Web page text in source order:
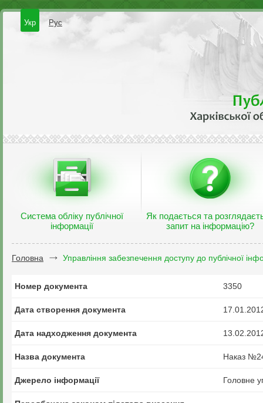
Укр Рус
Система обліку публічної
інформації
Як подається та
запит на інформацію?
Головна Управління забезпечення доступу до публічної
Номер документа 3350
Дата створення документа
Дата надходження документа
Назва документа Наказ
Джерело інформації Головне